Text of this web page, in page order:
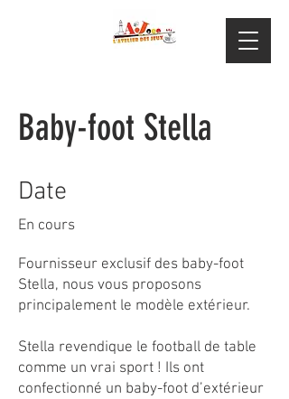
Baby-foot Stella
Date
En cours
Fournisseur exclusif des baby-foot
Stella, nous vous proposons
principalement le modèle extérieur.
Stella revendique le football de table
comme un vrai sport ! Ils ont
confectionné un baby-foot d’extérieur